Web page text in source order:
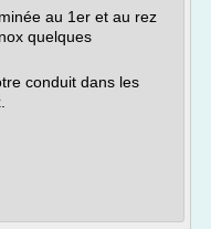
au 1er et au rez
quelques
conduit dans les